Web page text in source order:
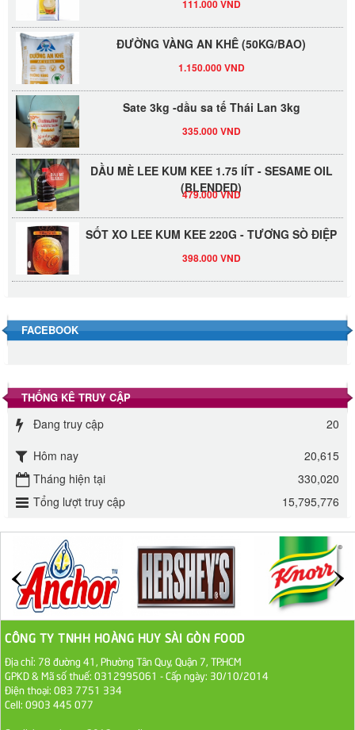
ĐƯỜNG VÀNG AN KHÊ (50KG/BAO)
Sate 3kg -dầu sa tế Thái Lan 3kg
DẦU MÈ LEE KUM KEE 1.75 lÍT - SESAME OIL
(BLENDED)
479.000 VND
SỐT XO LEE KUM KEE 220G - TƯƠNG SÒ ĐIỆP
Đường mía thiên nhiên Biên Hòa gói 1kg
ĐƯỜNG SẠCH CÔ BA BIÊN HÒA 1KG
27.000 VND
Đường cát trắng An Khê bao 50kg
1.100.000 VND
Sa Tế Tôm Cholimex PET Hũ 450g
FACEBOOK
THỐNG KÊ TRUY CẬP
Đang truy cập
20
Hôm nay
20,615
Tháng hiện tại
330,020
Tổng lượt truy cập
15,795,776
CÔNG TY TNHH HOÀNG HUY SÀI GÒN FOOD
Địa chỉ: 78 đường 41, Phường Tân Quy, Quận 7, TP.HCM
GPKD & Mã số thuế: 0312995061 - Cấp ngày: 30/10/2014
Điện thoại: 083 7751 334
Cell: 0903 445 077